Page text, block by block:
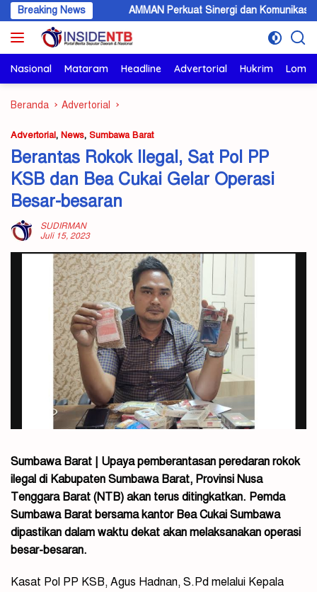
Langsung
ke
konten
Breaking NewsAMMAN Perkuat Sinergi dan Komunikasi Terbuka
Nasional Mataram Headline Advertorial Hukrim
Beranda Advertorial
Advertorial, News, Sumbawa Barat
Berantas Rokok Ilegal, Sat Pol PP
KSB dan Bea Cukai Gelar Operasi
Besar-besaran
SUDIRMAN
Juli 15, 2023
Sumbawa Barat | Upaya pemberantasan peredaran rokok
ilegal di Kabupaten Sumbawa Barat, Provinsi Nusa
Tenggara Barat (NTB) akan terus ditingkatkan. Pemda
Sumbawa Barat bersama kantor Bea Cukai Sumbawa
dipastikan dalam waktu dekat akan melaksanakan operasi
besar-besaran.
Kasat Pol PP KSB, Agus Hadnan, S.Pd melalui Kepala